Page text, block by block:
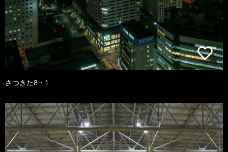
さつきた8・1